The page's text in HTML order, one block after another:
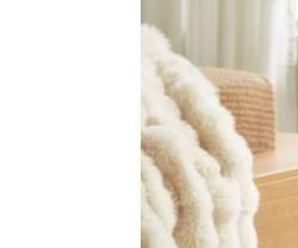
Werbeaktionen
Brauche Hilfe